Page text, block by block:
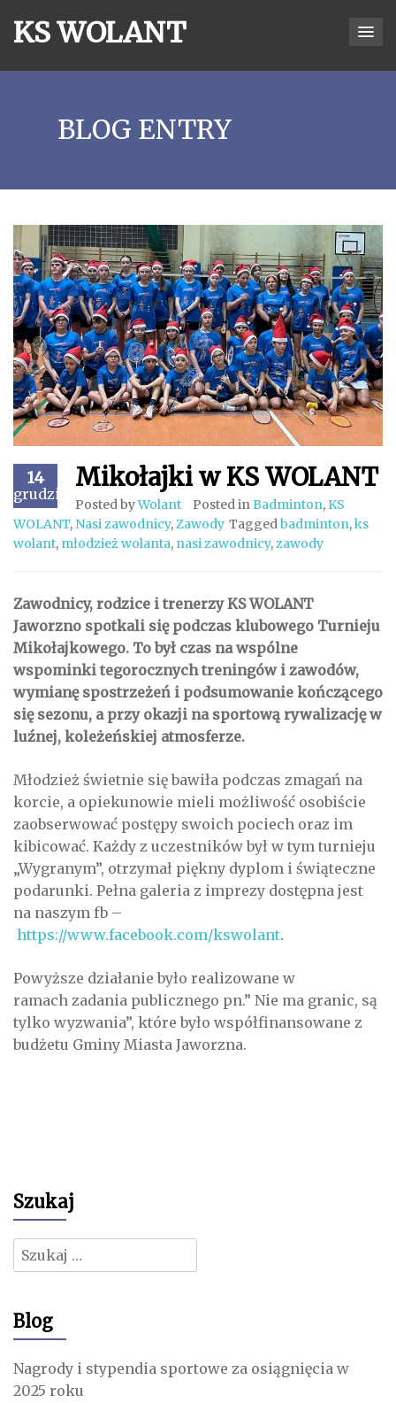
KS WOLANT
BLOG ENTRY
14
grudzień
Mikołajki w KS WOLANT
Posted byWolant Posted inBadminton, KS
WOLANT, Nasi zawodnicy,Zawody Taggedbadminton,ks
wolant, młodzież wolanta, nasi zawodnicy,zawody
Zawodnicy, rodzice i trenerzy KS WOLANT
Jaworzno spotkali się podczas klubowego Turnieju
Mikołajkowego. To był czas na wspólne
wspominki tegorocznych treningów i zawodów,
wymianę spostrzeżeń i podsumowanie kończącego
się sezonu, a przy okazji na sportową rywalizację w
luźnej, koleżeńskiej atmosferze.
Młodzież świetnie się bawiła podczas zmagań na
korcie, a opiekunowie mieli możliwość osobiście
zaobserwować postępy swoich pociech oraz im
kibicować. Każdy z uczestników był w tym turnieju
„Wygranym”, otrzymał piękny dyplom i świąteczne
podarunki. Pełna galeria z imprezy dostępna jest
na naszym fb –
https://www.facebook.com/kswolant.
Powyższe działanie było realizowane w
ramach zadania publicznego pn.” Nie ma granic, są
tylko wyzwania”, które było współfinansowane z
budżetu Gminy Miasta Jaworzna.
Szukaj
Szukaj:
Blog
Nagrody i stypendia sportowe za osiągnięcia w
2025 roku